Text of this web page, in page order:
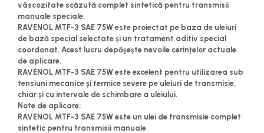
vâscozitate scăzută complet sintetică pentru transmisii
manuale speciale.
RAVENOL MTF-3 SAE 75W este proiectat pe baza de uleiuri
de bază special selectate și un tratament aditiv special
coordonat. Acest lucru depășește nevoile cerințelor actuale
de aplicare.
RAVENOL MTF-3 SAE 75W este excelent pentru utilizarea sub
tensiuni mecanice și termice severe pe uleiuri de transmisie,
chiar și cu intervale de schimbare a uleiului.
Note de aplicare:
RAVENOL MTF-3 SAE 75W este un ulei de transmisie complet
sintetic pentru transmisii manuale.